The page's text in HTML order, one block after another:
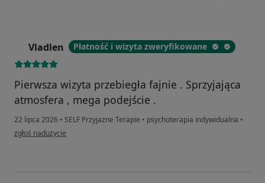
Vladlen Płatność i wizyta zweryfikowane
Pierwsza wizyta przebiegła fajnie . Sprzyjająca
atmosfera , mega podejście .
22 lipca 2026 • SELF Przyjazne Terapie • psychoterapia indywidualna •
w opinii użytkownika Vladlen
zgłoś nadużycie